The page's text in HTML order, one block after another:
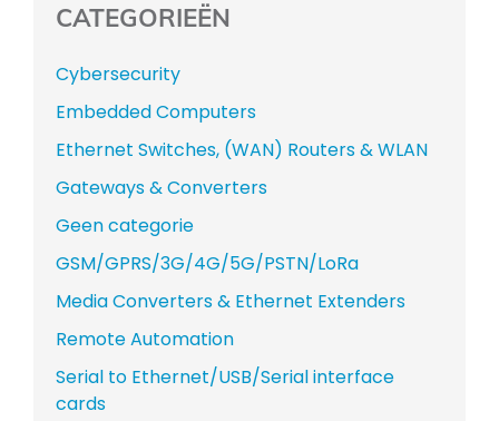
CATEGORIEËN
Cybersecurity
Embedded Computers
Ethernet Switches, (WAN) Routers & WLAN
Gateways & Converters
Geen categorie
GSM/GPRS/3G/4G/5G/PSTN/LoRa
Media Converters & Ethernet Extenders
Remote Automation
Serial to Ethernet/USB/Serial interface
cards